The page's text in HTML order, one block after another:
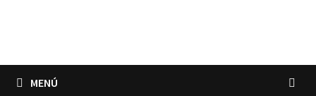
MENÚ